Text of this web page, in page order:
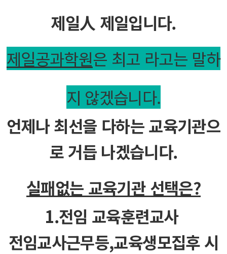
제일人 제일입니다.
제일공과학원은 최고 라고는 말하
지 않겠습니다.
언제나 최선을 다하는 교육기관으
로 거듭 나겠습니다.
실패없는 교육기관 선택은?
1.전임 교육훈련교사
전임교사근무등,교​육생모집후 시